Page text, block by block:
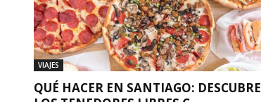
VIAJES
QUÉ HACER EN SANTIAGO: DESCUBRE